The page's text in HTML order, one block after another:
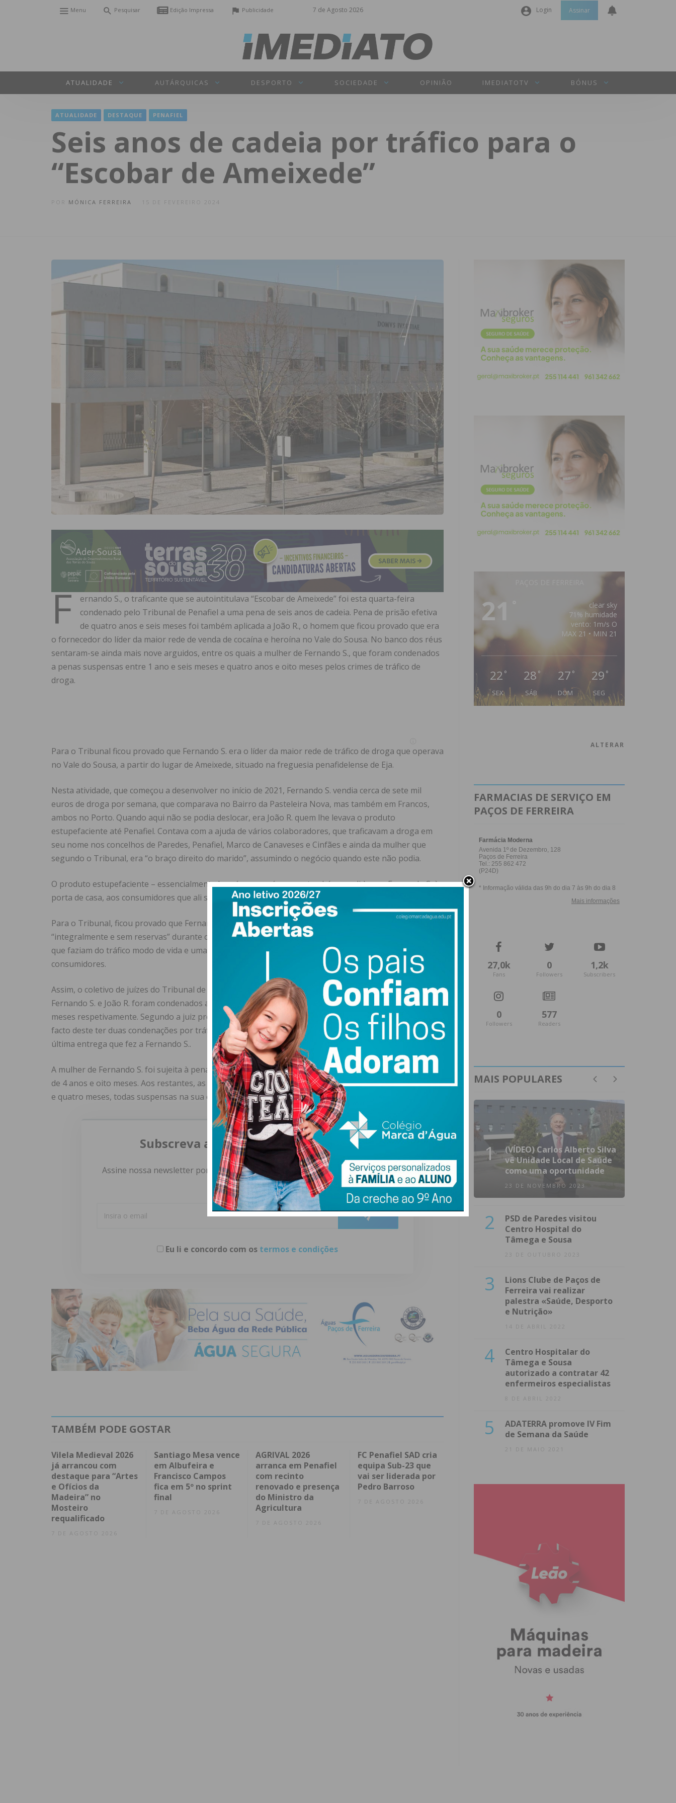
7 de Agosto 2026
Menu Pesquisar Edição Impressa Publicidade Login
Senha
INICIAR SESSÃO
Assinar
ATUALIDADE AUTÁRQUICAS DESPORTO SOCIEDADE OPINIÃO IMEDIATOTV BÓNUS
ATUALIDADE DESTAQUE PENAFIEL
Seis anos de cadeia por tráfico para o
“Escobar de Ameixede”
MÓNICA FERREIRA 15 DE FEVEREIRO 2024
F
ernando S., o traficante que se autointitulava “Escobar de Ameixede” foi esta quarta-feira
condenado pelo Tribunal de Penafiel a uma pena de seis anos de cadeia. Pena de prisão efetiva
de quatro anos e seis meses foi também aplicada a João R., o homem que ficou provado que era
o fornecedor do líder da maior rede de venda de cocaína e heroína no Vale do Sousa. No banco dos réus
sentaram-se ainda mais nove arguidos, entre os quais a mulher de Fernando S., que foram condenados
a penas suspensas entre 1 ano e seis meses e quatro anos e oito meses pelos crimes de tráfico de
droga.
Para o Tribunal ficou provado que Fernando S. era o líder da maior rede de tráfico de droga que operava
no Vale do Sousa, a partir do lugar de Ameixede, situado na freguesia penafidelense de Eja.
Nesta atividade, que começou a desenvolver no início de 2021, Fernando S. vendia cerca de sete mil
euros de droga por semana, que comparava no Bairro da Pasteleira Nova, mas também em Francos,
ambos no Porto. Quando aqui não se podia deslocar, era João R. quem lhe levava o produto
estupefaciente até Penafiel. Contava com a ajuda de vários colaboradores, que traficavam a droga em
seu nome nos concelhos de Paredes, Penafiel, Marco de Canaveses e Cinfães e ainda da mulher que
segundo o Tribunal, era “o braço direito do marido”, assumindo o negócio quando este não podia.
O produto estupefaciente – essencialmente heroína e cocaína – era também vendido por Fernando S. à
porta de casa, aos consumidores que ali se deslocavam.
Para o Tribunal, ficou provado que Fernando S. era a “alavanca” da atividade, como o mesmo confessou
“integralmente e sem reservas” durante o julgamento. Era este que liderava o grupo de colaboradores,
que faziam do tráfico modo de vida e uma forma de alimentar o vício, visto serem na sua maioria
consumidores.
Assim, o coletivo de juízes do Tribunal de Penafiel condenou os onze arguidos por tráfico de droga.
Fernando S. e João R. foram condenados a penas de prisão efetivas de seis anos e quatro anos e seis
meses respetivamente. Segundo a juiz presidente, a pena de cadeia aplicada a João R. prende-se com o
facto deste ter duas condenações por tráfico de droga, a última das quais aplicada um dia antes da
última entrega que fez a Fernando S..
A mulher de Fernando S. foi sujeita à pena mais elevada entre os restantes arguidos – pena suspensa
de 4 anos e oito meses. Aos restantes, as penas foram fixadas entre um ano e seis meses e quatro anos
e quatro meses, todas suspensas na sua execução.
Subscreva a newsletter do Imediato
Assine nossa newsletter por e-mail e obtenha de forma regular a informação
atualizada.
Eu li e concordo com os termos e condições
TAMBÉM PODE GOSTAR
Vilela Medieval 2026
já arrancou com
destaque para “Artes
e Ofícios da
Madeira” no
Mosteiro
requalificado
7 DE AGOSTO 2026
Santiago Mesa vence
em Albufeira e
Francisco Campos
fica em 5º no sprint
final
7 DE AGOSTO 2026
AGRIVAL 2026
arranca em Penafiel
com recinto
renovado e presença
do Ministro da
Agricultura
7 DE AGOSTO 2026
FC Penafiel SAD cria
equipa Sub-23 que
vai ser liderada por
Pedro Barroso
7 DE AGOSTO 2026
21
clear sky
71% humidade
vento: 1m/s O
MAX 21 • MIN 21
22 °
SEX
28 °
SÁB
27 °
DOM
29 °
SEG
ALTERAR
FARMACIAS DE SERVIÇO EM
PAÇOS DE FERREIRA
27,0k
Fans
0
Followers
1,2k
Subscribers
0
Followers
577
Readers
MAIS POPULARES
1
(VÍDEO) Carlos Alberto Silva
vê Unidade Local de Saúde
como uma oportunidade
23 DE NOVEMBRO 2023
2
PSD de Paredes visitou
Centro Hospital do
Tâmega e Sousa
23 DE OUTUBRO 2023
3
Lions Clube de Paços de
Ferreira vai realizar
palestra «Saúde, Desporto
e Nutrição»
14 DE ABRIL 2022
4
Centro Hospitalar do
Tâmega e Sousa
autorizado a contratar 42
enfermeiros especialistas
8 DE ABRIL 2022
5
ADATERRA promove IV Fim
de Semana da Saúde
21 DE MAIO 2021